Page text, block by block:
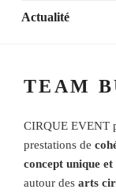
Actualité
TEAM
CIRQUE EVENT
prestations de
concept unique
autour des arts